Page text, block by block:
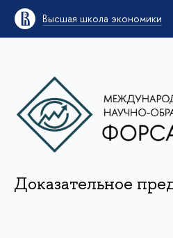
Высшая школа экономики
Доказательное